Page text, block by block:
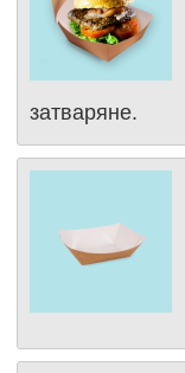
затваряне.